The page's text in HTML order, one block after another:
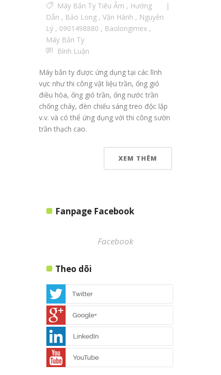
Máy Bắn Ty Tiêu Âm , Hướng
Dẫn , Bảo Long , Vận Hành , Nguyên
Lý , 0901498880 , Baolongimex ,
Máy Bắn Ty
Bình Luận
Máy bắn ty được ứng dụng tại các lĩnh
vực như thi công vật liệu trần, ống gió
điều hòa, ống gió trần, ống nước trần
chống cháy, đèn chiếu sáng treo độc lập
v.v. và có thể ứng dụng với thi công sườn
trần thạch cao.
XEM THÊM
Fanpage Facebook
Facebook
Theo dõi